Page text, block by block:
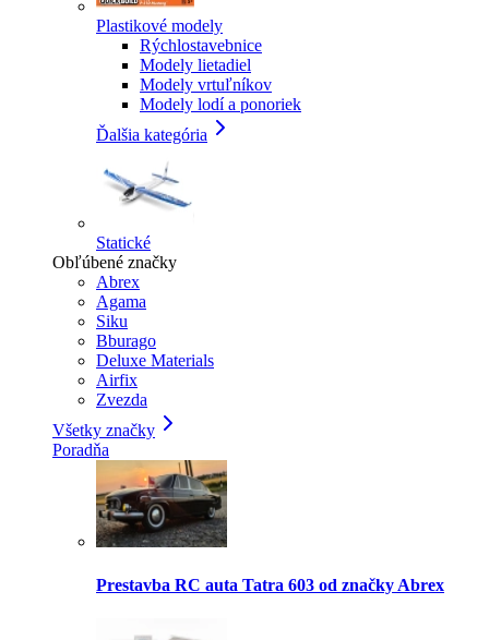
Plastikové modely
Rýchlostavebnice
Modely lietadiel
Modely vrtuľníkov
Modely lodí a ponoriek
Ďalšia kategória
Statické
Obľúbené značky
Abrex
Agama
Siku
Bburago
Deluxe Materials
Airfix
Zvezda
Všetky značky
Poradňa
Prestavba RC auta Tatra 603 od značky Abrex